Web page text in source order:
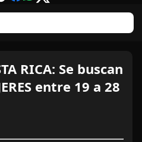
RICA: Se buscan
entre 19 a 28